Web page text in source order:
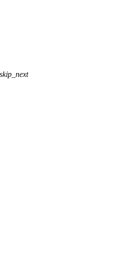
skip_next